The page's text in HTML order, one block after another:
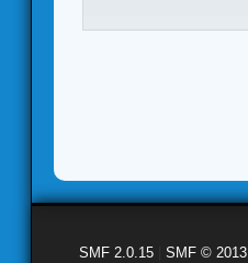
SMF 2.0.15 SMF © 2013